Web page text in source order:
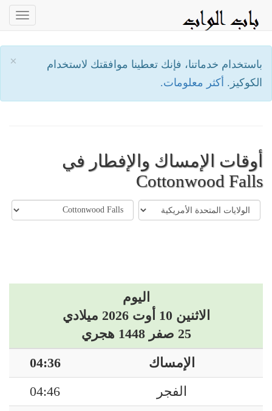
×
باستخدام خدماتنا، فإنك تعطينا موافقتك لاستخدام
الكوكيز. أكثر معلومات.
أوقات الإمساك والإفطار في
Cottonwood Falls
اليوم
الاثنين 10 أوت 2026 ميلادي
25 صفر 1448 هجري
الإمساك
04:36
الفجر
04:46